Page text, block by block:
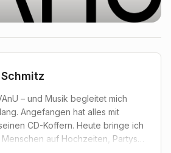
– und Musik begleitet mich
Angefangen hat alles mit
CD-Koffern. Heute bringe ich
auf Hochzeiten, Partys